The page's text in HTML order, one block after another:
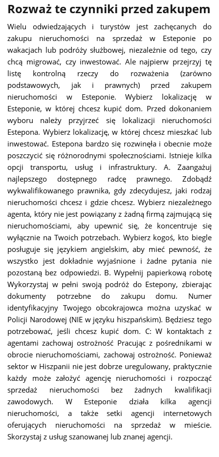
Rozważ te czynniki przed zakupem
Wielu odwiedzających i turystów jest zachęcanych do
zakupu nieruchomości na sprzedaż w Esteponie po
wakacjach lub podróży służbowej, niezależnie od tego, czy
chcą migrować, czy inwestować. Ale najpierw przejrzyj tę
listę kontrolną rzeczy do rozważenia (zarówno
podstawowych, jak i prawnych) przed zakupem
nieruchomości w Esteponie.
Wybierz lokalizację w
Esteponie, w której chcesz kupić dom. Przed dokonaniem
wyboru należy przyjrzeć się lokalizacji nieruchomości
Estepona. Wybierz lokalizację, w której chcesz mieszkać lub
inwestować. Estepona bardzo się rozwinęła i obecnie może
poszczycić się różnorodnymi społecznościami. Istnieje kilka
opcji transportu, usług i infrastruktury. A.
Zaangażuj
najlepszego dostępnego radcę prawnego.
Zdobądź
wykwalifikowanego prawnika, gdy zdecydujesz, jaki rodzaj
nieruchomości chcesz i gdzie chcesz. Wybierz niezależnego
agenta, który nie jest powiązany z żadną firmą zajmującą się
nieruchomościami, aby upewnić się, że koncentruje się
wyłącznie na Twoich potrzebach. Wybierz kogoś, kto biegle
posługuje się językiem angielskim, aby mieć pewność, że
wszystko jest dokładnie wyjaśnione i żadne pytania nie
pozostaną bez odpowiedzi. B. Wypełnij papierkową robotę
Wykorzystaj w pełni swoją podróż do Estepony, zbierając
dokumenty potrzebne do zakupu domu. Numer
identyfikacyjny Twojego obcokrajowca można uzyskać w
Policji Narodowej (NIE w języku hiszpańskim). Będziesz tego
potrzebować, jeśli chcesz kupić dom. C: W kontaktach z
agentami zachowaj ostrożność Pracując z pośrednikami w
obrocie nieruchomościami, zachowaj ostrożność. Ponieważ
sektor w Hiszpanii nie jest dobrze uregulowany, praktycznie
każdy może założyć agencję nieruchomości i rozpocząć
sprzedaż nieruchomości bez żadnych kwalifikacji
zawodowych. W Esteponie działa kilka agencji
nieruchomości, a także setki agencji internetowych
oferujących nieruchomości na sprzedaż w mieście.
Skorzystaj z usług szanowanej lub znanej agencji.